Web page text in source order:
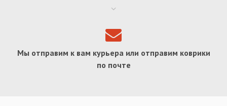
Мы отправим к вам курьера или отправим коврики
по почте